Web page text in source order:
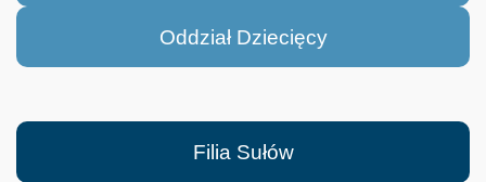
Oddział Dziecięcy
Filia Sułów